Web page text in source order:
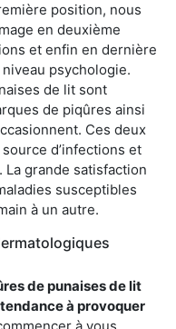
position, nous
en deuxième
et enfin en dernière
psychologie.
de lit sont
de piqûres ainsi
Ces deux
d’infections et
grande satisfaction
susceptibles
à un autre.
de punaises de lit
à provoquer